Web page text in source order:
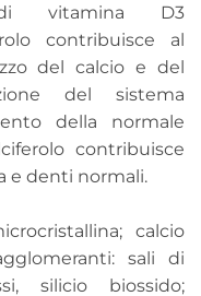
di vitamina D3
contribuisce al
del calcio e del
del sistema
della normale
contribuisce
e denti normali.
calcio
sali di
silicio biossido;